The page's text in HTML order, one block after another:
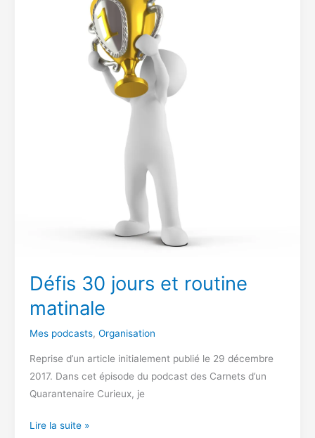
Défis 30 jours et routine
matinale
Mes podcasts, Organisation
Reprise d’un article initialement publié le 29 décembre
2017. Dans cet épisode du podcast des Carnets d’un
Quarantenaire Curieux, je
Défis
Lire la suite »